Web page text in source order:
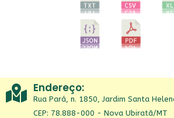
Endereço:
Rua Pará, n. 1850, Jardim Santa
CEP: 78.888-000 - Nova Ubiratã/MT